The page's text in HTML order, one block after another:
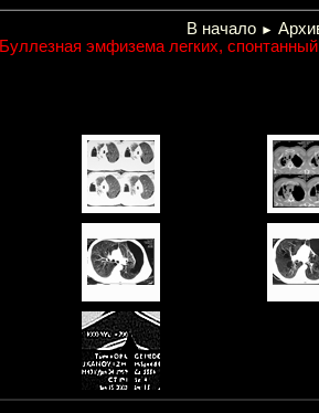
В начало ►
Буллезная эмфизема легких,